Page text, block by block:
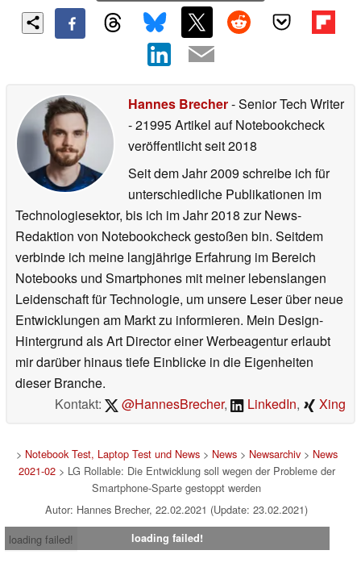
Hannes Brecher- Senior Tech Writer
- 21995 Artikel auf Notebookcheck
veröffentlichtseit 2018
Seit dem Jahr 2009 schreibe ich für
unterschiedliche Publikationen im
Technologiesektor, bis ich im Jahr 2018 zur News-
Redaktion von Notebookcheck gestoßen bin. Seitdem
verbinde ich meine langjährige Erfahrung im Bereich
Notebooks und Smartphones mit meiner lebenslangen
Leidenschaft für Technologie, um unsere Leser über neue
Entwicklungen am Markt zu informieren. Mein Design-
Hintergrund als Art Director einer Werbeagentur erlaubt
mir darüber hinaus tiefe Einblicke in die Eigenheiten
dieser Branche.
Kontakt:
@HannesBrecher, LinkedIn, Xing
> Notebook Test, Laptop Test und News> News> Newsarchiv> News
2021-02> LG Rollable: Die Entwicklung soll wegen der Probleme der
Smartphone-Sparte gestoppt werden
Autor: Hannes Brecher, 22.02.2021 (Update: 23.02.2021)
loading failed!
loading failed!